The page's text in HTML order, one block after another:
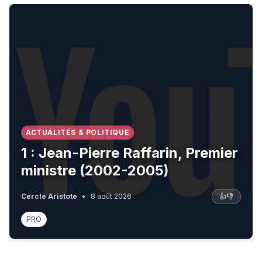
1 : Jean-Pierre Raffarin, Premier ministre (2002-2005)
ACTUALITÉS & POLITIQUE
1 : Jean-Pierre Raffarin, Premier
ministre (2002-2005)
Cercle Aristote • 8 août 2026 👍👎
PRO